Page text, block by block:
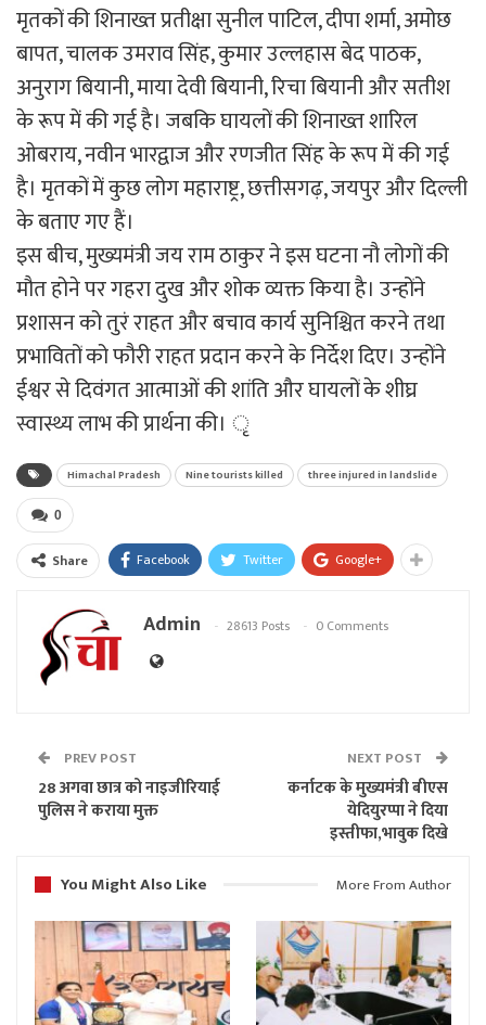
मृतकों की शिनाख्त प्रतीक्षा सुनील पाटिल, दीपा शर्मा, अमोछ
बापत, चालक उमराव सिंह, कुमार उल्लहास बेद पाठक,
अनुराग बियानी, माया देवी बियानी, रिचा बियानी और सतीश
के रूप में की गई है। जबकि घायलों की शिनाख्त शारिल
ओबराय, नवीन भारद्वाज और रणजीत सिंह के रूप में की गई
है। मृतकों में कुछ लोग महाराष्ट्र, छत्तीसगढ़, जयपुर और दिल्ली
के बताए गए हैं।
इस बीच, मुख्यमंत्री जय राम ठाकुर ने इस घटना नौ लोगों की
मौत होने पर गहरा दुख और शोक व्यक्त किया है। उन्होंने
प्रशासन को तुरं राहत और बचाव कार्य सुनिश्चित करने तथा
प्रभावितों को फौरी राहत प्रदान करने के निर्देश दिए। उन्होंने
ईश्वर से दिवंगत आत्माओं की शांति और घायलों के शीघ्र
स्वास्थ्य लाभ की प्रार्थना की। ृ
Himachal Pradesh Nine tourists killed three injured in landslide
0
Share Facebook Twitter Google+
Admin 28613 Posts 0 Comments
PREV POST
28 अगवा छात्र को नाइजीरियाई
पुलिस ने कराया मुक्त
NEXT POST
कर्नाटक के मुख्यमंत्री बीएस
येदियुरप्पा ने दिया
इस्तीफा,भावुक दिखे
You Might Also Like
More From Author